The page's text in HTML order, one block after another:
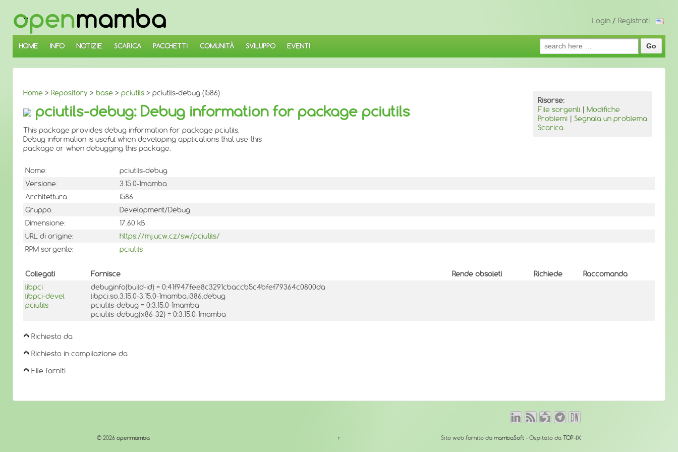
SALTA
AL
CONTENUTO
PRINCIPALE
Login / Registrati
HOME INFO NOTIZIE SCARICA PACCHETTI COMUNITÀ SVILUPPO EVENTI
Search
for:
Home > Repository > base > pciutils > pciutils-debug (i586)
Risorse:
File sorgenti | Modifiche
Problemi | Segnala un problema
Scarica
pciutils-debug: Debug information for package pciutils
This package provides debug information for package pciutils.
Debug information is useful when developing applications that use this
package or when debugging this package.
Nome:
pciutils-debug
Versione:
3.15.0-1mamba
Architettura:
i586
Gruppo:
Development/Debug
Dimensione:
17.60 kB
URL di origine:
https://mj.ucw.cz/sw/pciutils/
RPM sorgente:
pciutils
Collegati Fornisce Rende obsoleti Richiede
Raccomanda
libpci
libpci-devel
pciutils
debuginfo(build-id) = 0:41f947fee8c3291cbaccb5c4bfef79364c0800da
libpci.so.3.15.0-3.15.0-1mamba.i386.debug
pciutils-debug = 0:3.15.0-1mamba
pciutils-debug(x86-32) = 0:3.15.0-1mamba
Richiesto da
Richiesto in compilazione da
File forniti
© 2026 openmamba ↑ Sito web fornito da mambaSoft- Ospitato da TOP-IX